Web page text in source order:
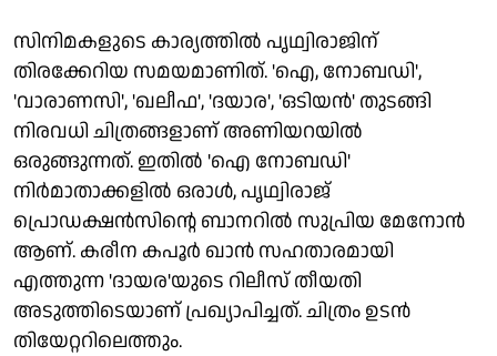
സിനിമകളുടെ കാര്യത്തില്‍ പൃഥ്വിരാജിന്
തിരക്കേറിയ സമയമാണിത്. 'ഐ, നോബഡി',
'വാരാണസി', 'ഖലീഫ', 'ദയാര', 'ഒടിയന്‍' തുടങ്ങി
നിരവധി ചിത്രങ്ങളാണ് അണിയറയില്‍
ഒരുങ്ങുന്നത്. ഇതില്‍ 'ഐ നോബഡി'
നിര്‍മാതാക്കളില്‍ ഒരാള്‍, പൃഥ്വിരാജ്
പ്രൊഡക്ഷന്‍സിന്റെ ബാനറില്‍ സുപ്രിയ മേനോന്‍
ആണ്. കരീന കപൂര്‍ ഖാന്‍ സഹതാരമായി
എത്തുന്ന 'ദായര'യുടെ റിലീസ് തീയതി
അടുത്തിടെയാണ് പ്രഖ്യാപിച്ചത്. ചിത്രം ഉടന്‍
തിയേറ്ററിലെത്തും.